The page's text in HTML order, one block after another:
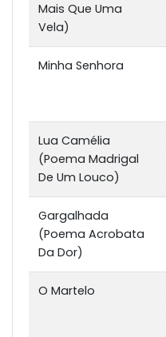
Mais Que Uma
Vela)
Minha Senhora
Lua Camélia
(Poema Madrigal
De Um Louco)
Gargalhada
(Poema Acrobata
Da Dor)
O Martelo